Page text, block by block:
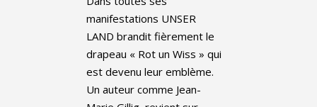
manifestations UNSER
LAND brandit fièrement le
drapeau « Rot un Wiss » qui
est devenu leur emblème.
Un auteur comme Jean-